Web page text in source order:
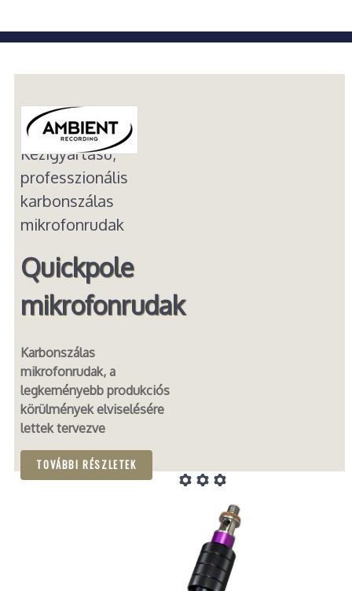
Kézigyártású,
professzionális
karbonszálas
mikrofonrudak
Quickpole
mikrofonrudak
Karbonszálas
mikrofonrudak, a
legkeményebb produkciós
körülmények elviselésére
lettek tervezve
TOVÁBBI RÉSZLETEK